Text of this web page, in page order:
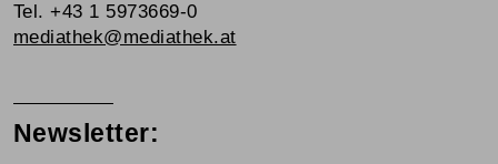
Tel. +43 1 5973669-0
mediathek@mediathek.at
Newsletter: